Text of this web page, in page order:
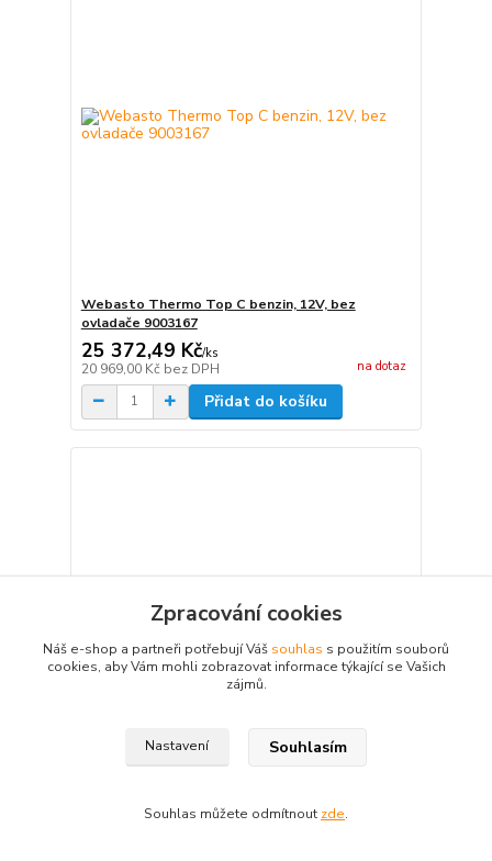
Webasto Thermo Top C benzin, 12V, bez
ovladače 9003167
25 372,49 Kč/ks
20 969,00 Kč bez DPH na dotaz
Přidat do košíku
ovladače 9003168C
Zpracování cookies
Náš e-shop a partneři potřebují Váš souhlas s použitím souborů
cookies, aby Vám mohli zobrazovat informace týkající se Vašich
zájmů.
Nastavení Souhlasím
Souhlas můžete odmítnout zde.